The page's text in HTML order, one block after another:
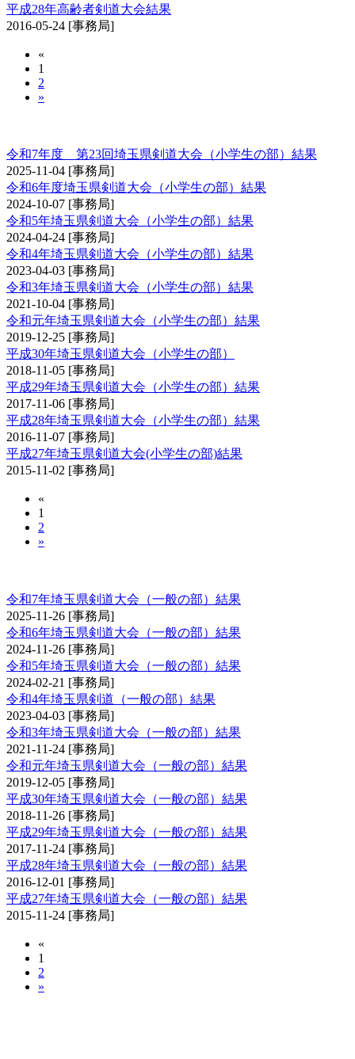
平成28年高齢者剣道大会結果
2016-05-24 [事務局]
«
1
2
»
令和7年度 第23回埼玉県剣道大会（小学生の部）結果
2025-11-04 [事務局]
令和6年度埼玉県剣道大会（小学生の部）結果
2024-10-07 [事務局]
令和5年埼玉県剣道大会（小学生の部）結果
2024-04-24 [事務局]
令和4年埼玉県剣道大会（小学生の部）結果
2023-04-03 [事務局]
令和3年埼玉県剣道大会（小学生の部）結果
2021-10-04 [事務局]
令和元年埼玉県剣道大会（小学生の部）結果
2019-12-25 [事務局]
平成30年埼玉県剣道大会（小学生の部）
2018-11-05 [事務局]
平成29年埼玉県剣道大会（小学生の部）結果
2017-11-06 [事務局]
平成28年埼玉県剣道大会（小学生の部）結果
2016-11-07 [事務局]
平成27年埼玉県剣道大会(小学生の部)結果
2015-11-02 [事務局]
«
1
2
»
令和7年埼玉県剣道大会（一般の部）結果
2025-11-26 [事務局]
令和6年埼玉県剣道大会（一般の部）結果
2024-11-26 [事務局]
令和5年埼玉県剣道大会（一般の部）結果
2024-02-21 [事務局]
令和4年埼玉県剣道（一般の部）結果
2023-04-03 [事務局]
令和3年埼玉県剣道大会（一般の部）結果
2021-11-24 [事務局]
令和元年埼玉県剣道大会（一般の部）結果
2019-12-05 [事務局]
平成30年埼玉県剣道大会（一般の部）結果
2018-11-26 [事務局]
平成29年埼玉県剣道大会（一般の部）結果
2017-11-24 [事務局]
平成28年埼玉県剣道大会（一般の部）結果
2016-12-01 [事務局]
平成27年埼玉県剣道大会（一般の部）結果
2015-11-24 [事務局]
«
1
2
»